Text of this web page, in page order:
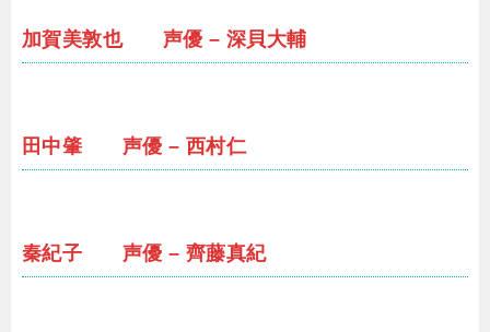
加賀美敦也 声優 – 深貝大輔
田中肇 声優 – 西村仁
秦紀子 声優 – 齊藤真紀